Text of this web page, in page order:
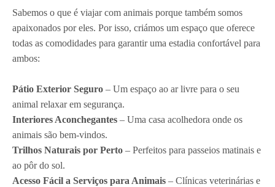
Sabemos o que é viajar com animais porque também somos
apaixonados por eles. Por isso, criámos um espaço que oferece
todas as comodidades para garantir uma estadia confortável para
ambos:
Pátio Exterior Seguro – Um espaço ao ar livre para o seu
animal relaxar em segurança.
Interiores Aconchegantes – Uma casa acolhedora onde os
animais são bem-vindos.
Trilhos Naturais por Perto – Perfeitos para passeios matinais e
ao pôr do sol.
Acesso Fácil a Serviços para Animais – Clínicas veterinárias e